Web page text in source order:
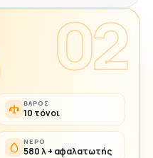
02
ΒΆΡΟΣ
10 τόνοι
ΝΕΡΌ
580 λ + αφαλατωτής